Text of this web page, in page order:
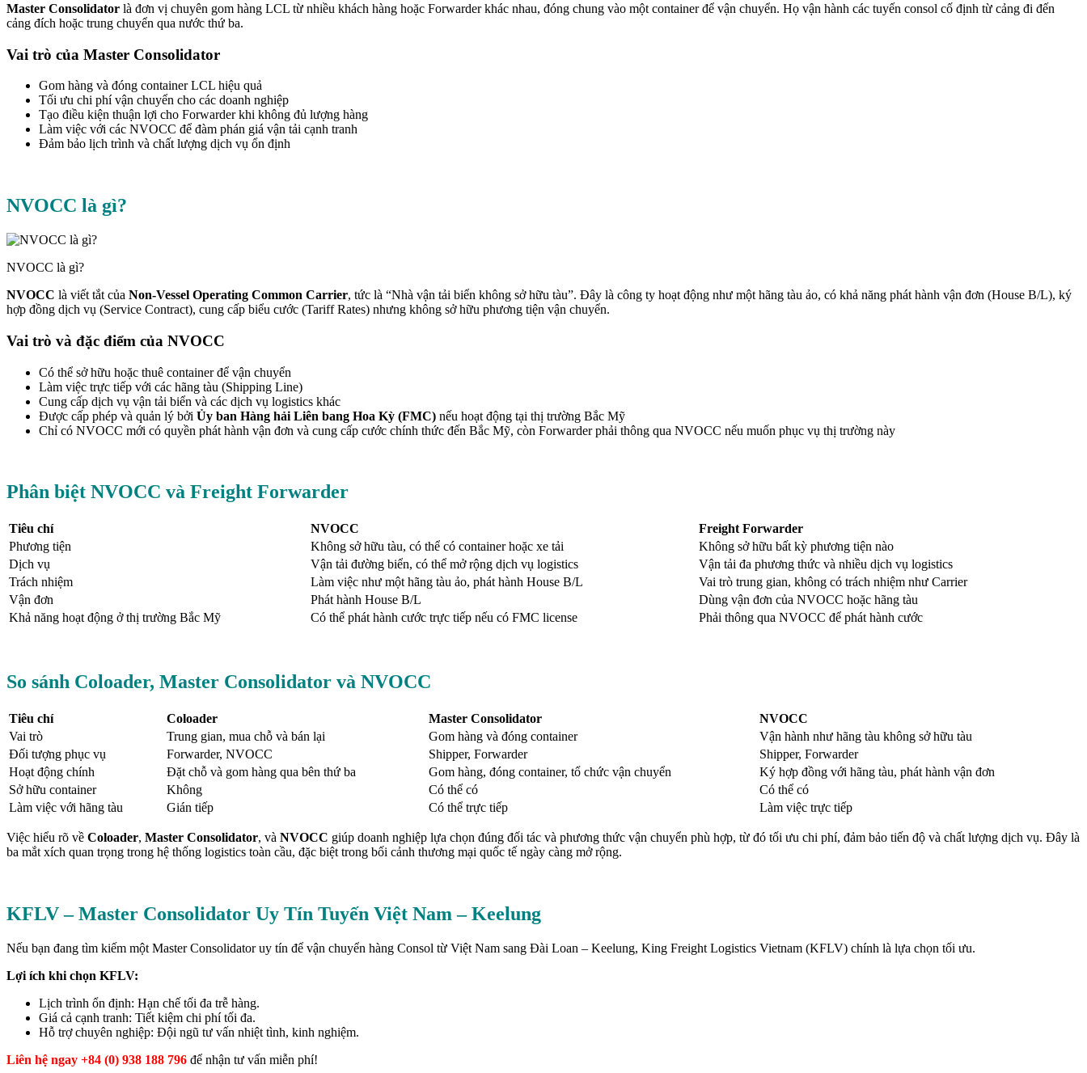
Master Consolidator là đơn vị chuyên gom hàng LCL từ nhiều khách hàng hoặc Forwarder khác nhau, đóng chung vào một container để vận chuyển. Họ vận hành các tuyến consol cố định từ cảng đi đến
cảng đích hoặc trung chuyển qua nước thứ ba.
Vai trò của Master Consolidator
Gom hàng và đóng container LCL hiệu quả
Tối ưu chi phí vận chuyển cho các doanh nghiệp
Tạo điều kiện thuận lợi cho Forwarder khi không đủ lượng hàng
Làm việc với các NVOCC để đàm phán giá vận tải cạnh tranh
Đảm bảo lịch trình và chất lượng dịch vụ ổn định
NVOCC là gì?
NVOCC là gì?
NVOCC là viết tắt của Non-Vessel Operating Common Carrier, tức là “Nhà vận tải biển không sở hữu tàu”. Đây là công ty hoạt động như một hãng tàu ảo, có khả năng phát hành vận đơn (House B/L), ký
hợp đồng dịch vụ (Service Contract), cung cấp biểu cước (Tariff Rates) nhưng không sở hữu phương tiện vận chuyển.
Vai trò và đặc điểm của NVOCC
Có thể sở hữu hoặc thuê container để vận chuyển
Làm việc trực tiếp với các hãng tàu (Shipping Line)
Cung cấp dịch vụ vận tải biển và các dịch vụ logistics khác
Được cấp phép và quản lý bởi Ủy ban Hàng hải Liên bang Hoa Kỳ (FMC) nếu hoạt động tại thị trường Bắc Mỹ
Chỉ có NVOCC mới có quyền phát hành vận đơn và cung cấp cước chính thức đến Bắc Mỹ, còn Forwarder phải thông qua NVOCC nếu muốn phục vụ thị trường này
Phân biệt NVOCC và Freight Forwarder
Tiêu chí NVOCC
Freight Forwarder
Phương tiện
Không sở hữu tàu, có thể có container hoặc xe tải
Không sở hữu bất kỳ phương tiện nào
Dịch vụ
Vận tải đường biển, có thể mở rộng dịch vụ logistics
Vận tải đa phương thức và nhiều dịch vụ logistics
Trách nhiệm
Làm việc như một hãng tàu ảo, phát hành House B/L
Vai trò trung gian, không có trách nhiệm như Carrier
Vận đơn
Phát hành House B/L
Dùng vận đơn của NVOCC hoặc hãng tàu
Khả năng hoạt động ở thị trường Bắc Mỹ
Có thể phát hành cước trực tiếp nếu có FMC license Phải thông qua NVOCC để phát hành cước
So sánh Coloader, Master Consolidator và NVOCC
Tiêu chí Coloader Master Consolidator
NVOCC
Vai trò
Trung gian, mua chỗ và bán lại Gom hàng và đóng container
Vận hành như hãng tàu không sở hữu tàu
Đối tượng phục vụ
Forwarder, NVOCC Shipper, Forwarder
Shipper, Forwarder
Hoạt động chính
Đặt chỗ và gom hàng qua bên thứ ba Gom hàng, đóng container, tổ chức vận chuyển
Ký hợp đồng với hãng tàu, phát hành vận đơn
Sở hữu container
Không Có thể có
Có thể có
Làm việc với hãng tàu
Gián tiếp Có thể trực tiếp Làm việc trực tiếp
Việc hiểu rõ về Coloader, Master Consolidator, và NVOCC giúp doanh nghiệp lựa chọn đúng đối tác và phương thức vận chuyển phù hợp, từ đó tối ưu chi phí, đảm bảo tiến độ và chất lượng dịch vụ. Đây là
ba mắt xích quan trọng trong hệ thống logistics toàn cầu, đặc biệt trong bối cảnh thương mại quốc tế ngày càng mở rộng.
KFLV – Master Consolidator Uy Tín Tuyến Việt Nam – Keelung
Nếu bạn đang tìm kiếm một Master Consolidator uy tín để vận chuyển hàng Consol từ Việt Nam sang Đài Loan – Keelung, King Freight Logistics Vietnam (KFLV) chính là lựa chọn tối ưu.
Lợi ích khi chọn KFLV:
Lịch trình ổn định: Hạn chế tối đa trễ hàng.
Giá cả cạnh tranh: Tiết kiệm chi phí tối đa.
Hỗ trợ chuyên nghiệp: Đội ngũ tư vấn nhiệt tình, kinh nghiệm.
Liên hệ ngay +84 (0) 938 188 796 để nhận tư vấn miễn phí!